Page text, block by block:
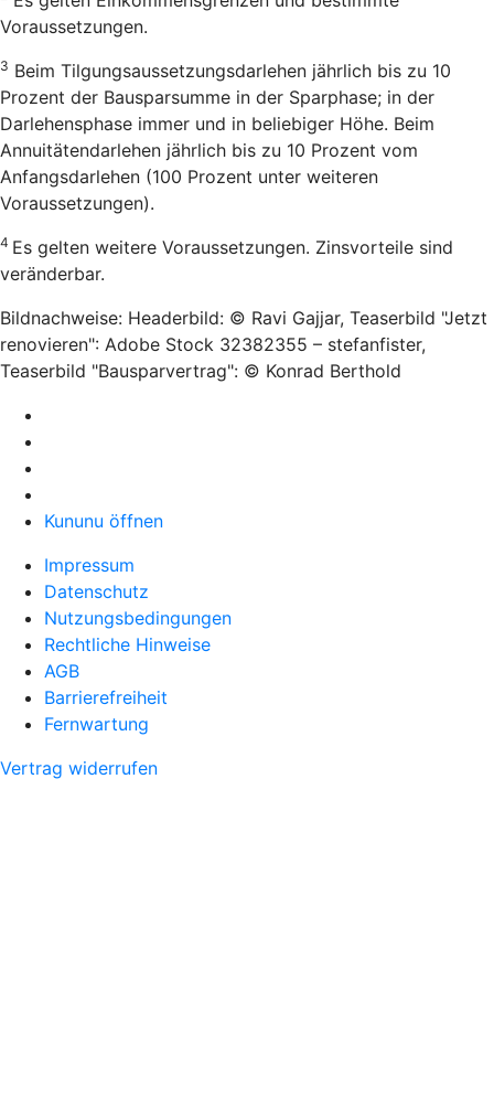
Voraussetzungen.
3 Beim Tilgungsaussetzungsdarlehen jährlich bis zu 10
Prozent der Bausparsumme in der Sparphase; in der
Darlehensphase immer und in beliebiger Höhe. Beim
Annuitätendarlehen jährlich bis zu 10 Prozent vom
Anfangsdarlehen (100 Prozent unter weiteren
Voraussetzungen).
4 Es gelten weitere Voraussetzungen. Zinsvorteile sind
veränderbar.
Bildnachweise: Headerbild: © Ravi Gajjar, Teaserbild "Jetzt
renovieren": Adobe Stock 32382355 – stefanfister,
Teaserbild "Bausparvertrag": © Konrad Berthold
Kununu öffnen
Impressum
Datenschutz
Nutzungsbedingungen
Rechtliche Hinweise
AGB
Barrierefreiheit
Fernwartung
Vertrag widerrufen